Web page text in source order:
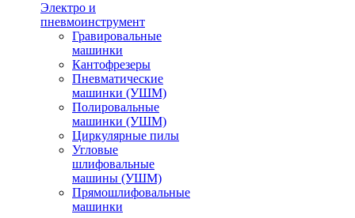
Электро и
пневмоинструмент
Гравировальные
машинки
Кантофрезеры
Пневматические
машинки (УШМ)
Полировальные
машинки (УШМ)
Циркулярные пилы
Угловые
шлифовальные
машины (УШМ)
Прямошлифовальные
машинки